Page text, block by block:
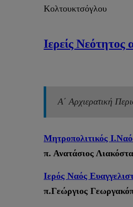
Κολτουκτσόγλου
Ιερείς Νεότητος
Α΄ Αρχιερατική
Μητροπολιτικός
π. Ανατάσιος
Ιερός Ναός
π.Γεώργιος